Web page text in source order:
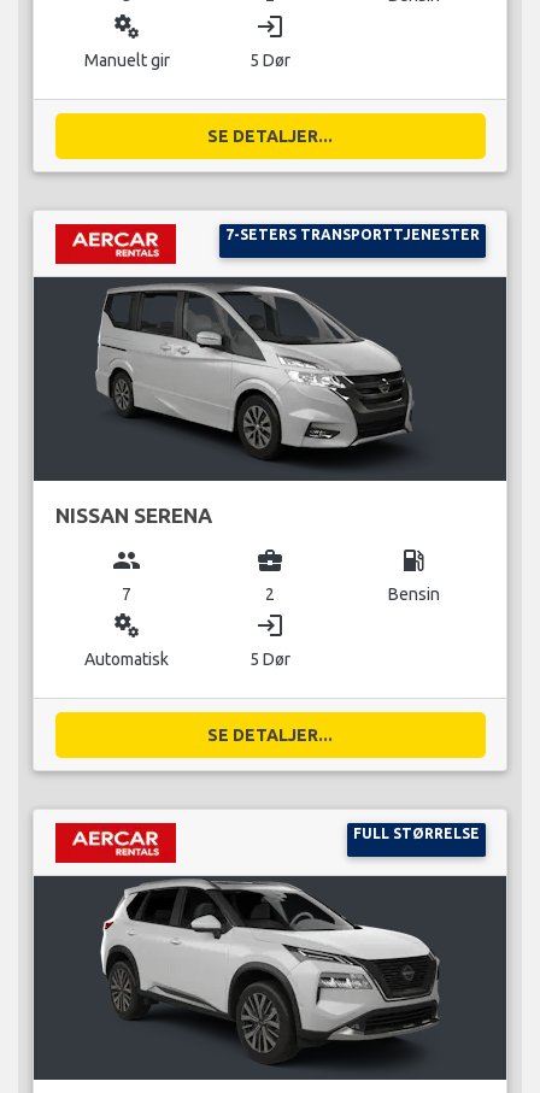
miscellaneous_services
Manuelt gir
login
5 Dør
SE DETALJER...
7-SETERS TRANSPORTTJENESTER
NISSAN SERENA
group
7
business_center
2
local_gas_station
Bensin
miscellaneous_services
Automatisk
login
5 Dør
SE DETALJER...
FULL STØRRELSE